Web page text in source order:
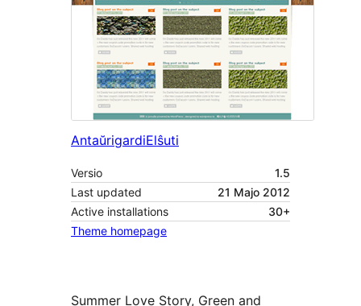
AntaŭrigardiElŝuti
Versio
1.5
Last updated
21 Majo 2012
Active installations
30+
Theme homepage
Summer Love Story, Green and